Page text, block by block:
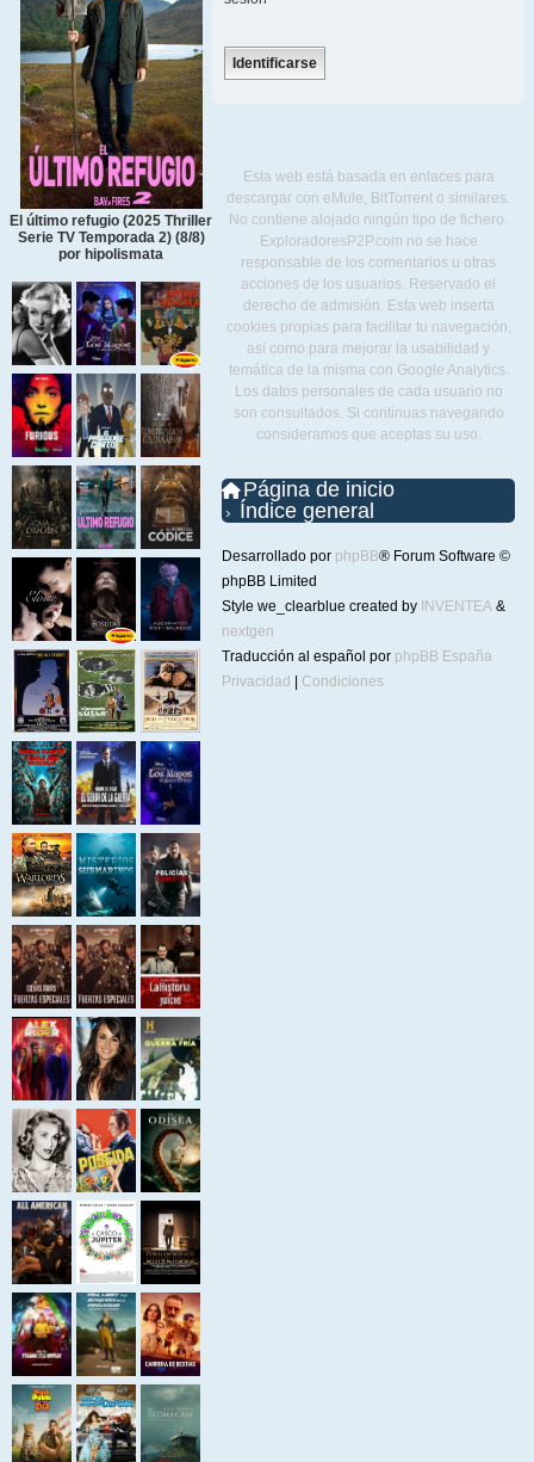
El último refugio (2025 Thriller
Serie TV Temporada 2) (8/8)
por hipolismata
Esta web está basada en enlaces para
descargar con eMule, BitTorrent o similares.
No contiene alojado ningún tipo de fichero.
ExploradoresP2P.com no se hace
responsable de los comentarios u otras
acciones de los usuarios. Reservado el
derecho de admisión. Esta web inserta
cookies propias para facilitar tu navegación,
así como para mejorar la usabilidad y
temática de la misma con Google Analytics.
Los datos personales de cada usuario no
son consultados. Si continuas navegando
consideramos que aceptas su uso.
Página de inicio
Índice general
Desarrollado por phpBB® Forum Software ©
phpBB Limited
Style we_clearblue created by INVENTEA &
nextgen
Traducción al español por phpBB España
Privacidad
Condiciones